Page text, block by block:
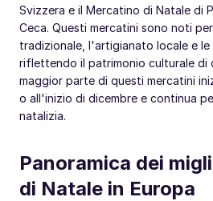
Svizzera e il Mercatino di Natale di
Ceca. Questi mercatini sono noti
tradizionale, l'artigianato locale e
riflettendo il patrimonio culturale di
maggior parte di questi mercatini
o all'inizio di dicembre e continua
natalizia.
Panoramica dei
di Natale in Europa